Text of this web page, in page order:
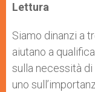
Lettura
Siamo dinanzi a
aiutano a
sulla necessità
uno